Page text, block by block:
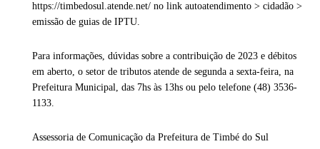
https://timbedosul.atende.net/ no link autoatendimento > cidadão >
emissão de guias de IPTU.
Para informações, dúvidas sobre a contribuição de 2023 e débitos
em aberto, o setor de tributos atende de segunda a sexta-feira, na
Prefeitura Municipal, das 7hs às 13hs ou pelo telefone (48) 3536-
1133.
Assessoria de Comunicação da Prefeitura de Timbé do Sul